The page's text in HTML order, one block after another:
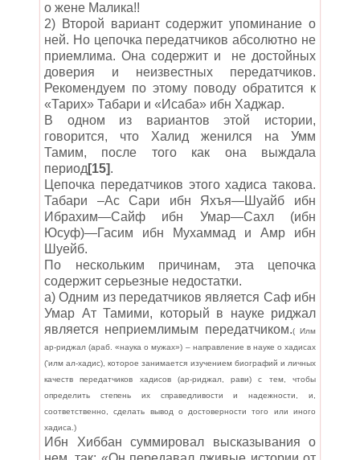
о жене Малика!!
2) Второй вариант содержит упоминание о
ней. Но цепочка передатчиков абсолютно не
приемлима. Она содержит и не достойных
доверия и неизвестных передатчиков.
Рекомендуем по этому поводу обратится к
«Тарих» Табари и «Исаба» ибн Хаджар.
В одном из вариантов этой истории,
говорится, что Халид женился на Умм
Тамим, после того как она выждала
период [15].
Цепочка передатчиков этого хадиса такова.
Табари –Ас Сари ибн Яхъя—Шуайб ибн
Ибрахим—Сайф ибн Умар—Сахл (ибн
Юсуф)—Гасим ибн Мухаммад и Амр ибн
Шуейб.
По нескольким причинам, эта цепочка
содержит серьезные недостатки.
а) Одним из передатчиков является Саф ибн
Умар Ат Тамими, который в науке риджал
является неприемлимым передатчиком.(Илм
ар-риджал (араб. «наука о мужах») – направление в науке о хадисах
('илм ал-хадис), которое занимается изучением биографий и личных
качеств передатчиков хадисов (ар-риджал, рави) с тем, чтобы
определить степень их справедливости и надежности, и,
соответственно, сделать вывод о достоверности того или иного
хадиса.)
Ибн Хиббан суммировал высказывания о